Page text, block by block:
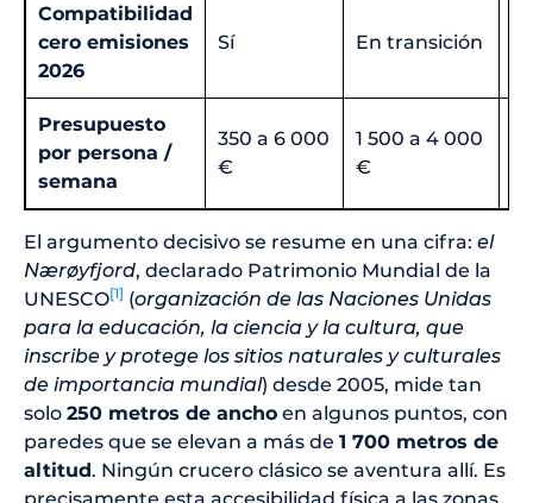
Compatibilidad
cero emisiones
2026
Sí En transición
Presupuesto
por persona /
semana
350 a 6 000
€
1 500 a 4 000
€
El argumento decisivo se resume en una cifra: el
Nærøyfjord, declarado Patrimonio Mundial de la
UNESCO[1] (organización de las Naciones Unidas
para la educación, la ciencia y la cultura, que
inscribe y protege los sitios naturales y culturales
de importancia mundial) desde 2005, mide tan
solo 250 metros de ancho en algunos puntos, con
paredes que se elevan a más de 1 700 metros de
altitud. Ningún crucero clásico se aventura allí. Es
precisamente esta accesibilidad física a las zonas